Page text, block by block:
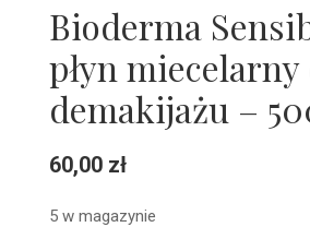
Bioderma
płyn miecelarny
demakijażu –
60,00 zł
5 w magazynie